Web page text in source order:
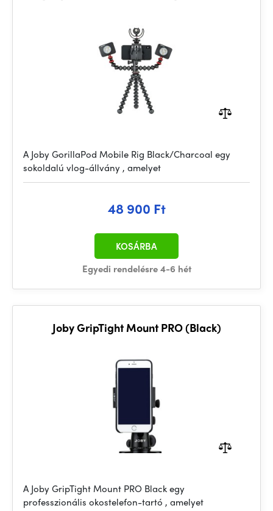
A Joby GorillaPod Mobile Rig Black/Charcoal egy
sokoldalú vlog-állvány , amelyet
48 900 Ft
Egyedi rendelésre 4-6 hét
KOSÁRBA
Joby GripTight Mount PRO (Black)
A Joby GripTight Mount PRO Black egy
professzionális okostelefon-tartó , amelyet